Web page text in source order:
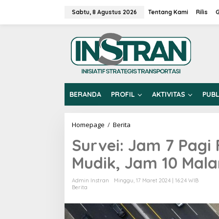
Sabtu, 8 Agustus 2026 Tentang Kami Rilis
BERANDA PROFIL AKTIVITAS
Homepage / Berita
v
e
i
:
m
7
Survei: Jam 7
Mudik, Jam 10
Admin Instran
Minggu, 17 Maret 2024 | 16:24 WIB
Berita